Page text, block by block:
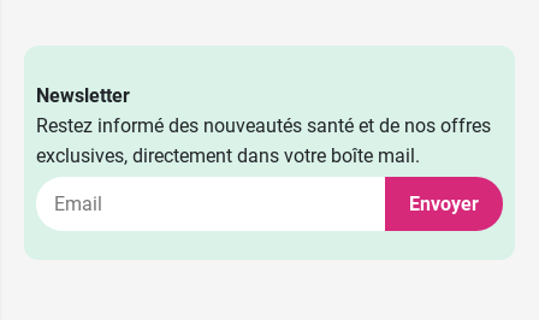
Newsletter
Restez informé des nouveautés santé et de nos offres
exclusives, directement dans votre boîte mail.
Envoyer